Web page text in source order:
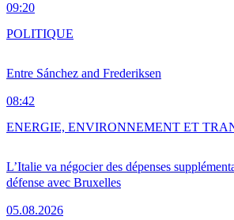
09:20
Entre Sánchez and Frederiksen
08:42
POLITIQUE
L’Italie va négocier des dépenses
défense avec Bruxelles
05.08.2026
ENERGIE, ENVIRONNEMENT ET